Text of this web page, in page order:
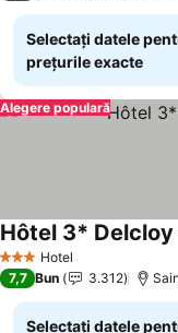
Selectați datele
prețurile exacte
Alegere populară
3 SteleHotel
Hôtel 3*
7,7 Bun 3.312
Selectați datele